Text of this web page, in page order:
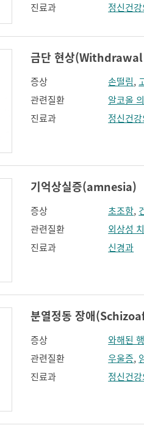
진료과
정신건
금단 현상
증상 손떨림,
관련질환
알코올
진료과
정신건
기억상실증(amnesia)
증상 초조함,
관련질환
외상성
진료과
신경과
분열정동 장애
증상
와해된
관련질환
우울증,
진료과
정신건